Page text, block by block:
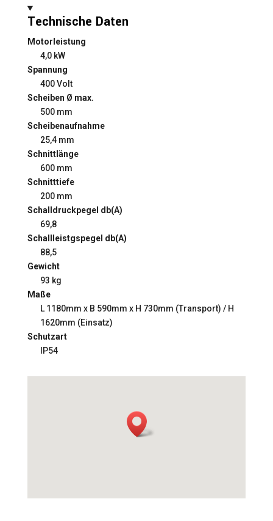
Technische Daten
Motorleistung
4,0 kW
Spannung
400 Volt
Scheiben Ø max.
500 mm
Scheibenaufnahme
25,4 mm
Schnittlänge
600 mm
Schnitttiefe
200 mm
Schalldruckpegel db(A)
69,8
Schallleistgspegel db(A)
88,5
Gewicht
93 kg
Maße
L 1180mm x B 590mm x H 730mm (Transport) / H
1620mm (Einsatz)
Schutzart
IP54